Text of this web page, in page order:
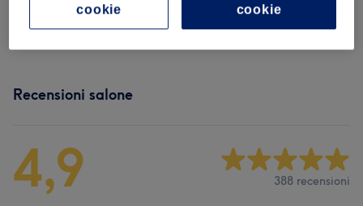
Manicure E Trattamenti Mani (5) da € 20
Recensioni salone
4,9 388 recensioni
cookie
cookie